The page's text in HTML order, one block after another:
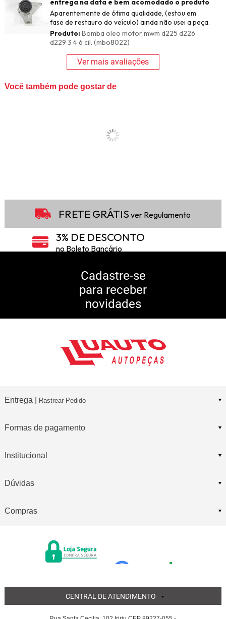
entrega na data e bem acomodado o produto
Aparentemente de ótima qualidade, (estou em
fase de restauro do veículo) ainda não usei a peça.
Produto:Bomba oleo motor mwm d225 d226
d229 3 4 6 cil. (mbo8022)
Ver mais avaliações
Você também pode gostar de
FRETE GRÁTIS ver Regulamento
3% DE DESCONTO
no Boleto Bancário
5% DE DESCONTO
10% DE CASHBACK
Consulte Regulamento
Cadastre-se
para receber
novidades
Entrega | Rastrear Pedido
Formas de pagamento
Institucional
Dúvidas
Compras
CENTRAL DE ATENDIMENTO